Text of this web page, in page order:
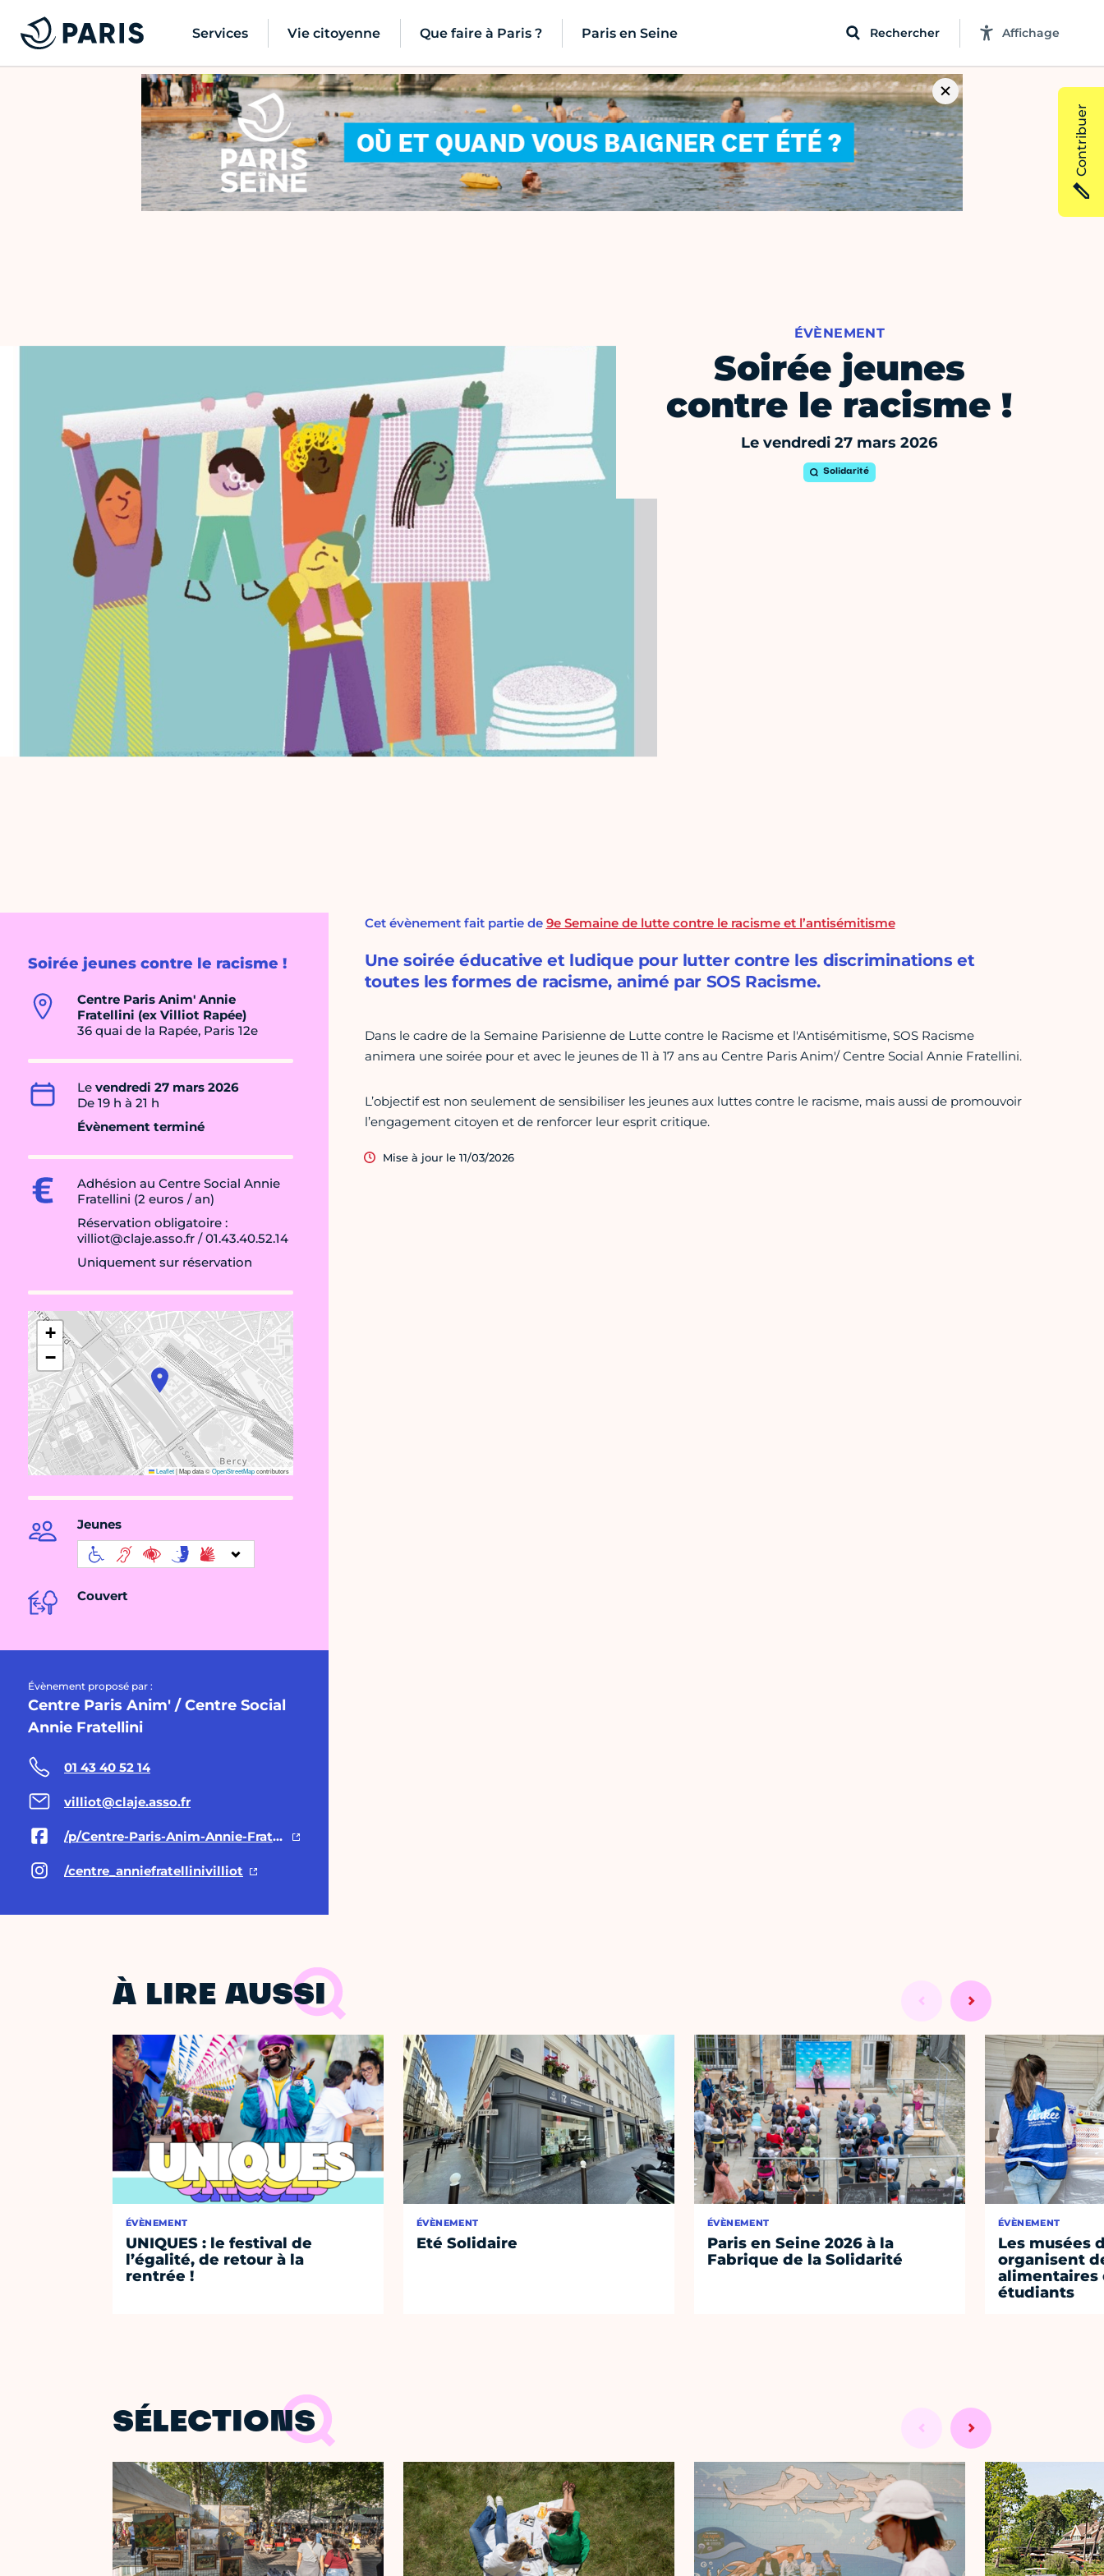
Services Vie citoyenne Que faire à Paris ? Paris en Seine Rechercher Affichage
ÉVÈNEMENT
Soirée jeunes
contre le racisme !
Le vendredi 27 mars 2026
Solidarité
Soirée jeunes contre le racisme !
Centre Paris Anim' Annie
Fratellini (ex Villiot Rapée)
36 quai de la Rapée, Paris 12e
Le vendredi 27 mars 2026
De 19 h à 21 h
Évènement terminé
Adhésion au Centre Social Annie
Fratellini (2 euros / an)
Réservation obligatoire :
villiot@claje.asso.fr / 01.43.40.52.14
Uniquement sur réservation
+
−
Leaflet|Map data ©OpenStreetMapcontributors
Jeunes
Couvert
Évènement proposé par :
Centre Paris Anim' / Centre Social
Annie Fratellini
01 43 40 52 14
villiot@claje.asso.fr
/p/Centre-Paris-Anim-Annie-Fratellini
/centre_anniefratellinivilliot
Cet évènement fait partie de 9e Semaine de lutte contre le racisme et l’antisémitisme
Une soirée éducative et ludique pour lutter contre les discriminations et
toutes les formes de racisme, animé par SOS Racisme.
Dans le cadre de la Semaine Parisienne de Lutte contre le Racisme et l'Antisémitisme, SOS Racisme
animera une soirée pour et avec le jeunes de 11 à 17 ans au Centre Paris Anim'/ Centre Social Annie Fratellini.
L’objectif est non seulement de sensibiliser les jeunes aux luttes contre le racisme, mais aussi de promouvoir
l’engagement citoyen et de renforcer leur esprit critique.
Mise à jour le 11/03/2026
À LIRE AUSSI
ÉVÈNEMENT
UNIQUES : le festival de
l’égalité, de retour à la
rentrée !
ÉVÈNEMENT
Eté Solidaire
ÉVÈNEMENT
Paris en Seine 2026 à la
Fabrique de la Solidarité
ÉVÈNEMENT
Les musées
organisent
alimentaires
étudiants
SÉLECTIONS
Contribuer